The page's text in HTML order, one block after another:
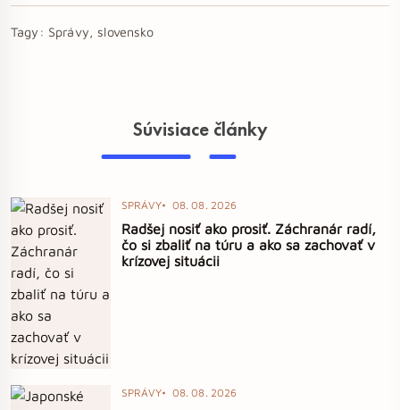
Tagy: Správy, slovensko
Súvisiace články
SPRÁVY 08. 08. 2026
Radšej nosiť ako prosiť. Záchranár radí,
čo si zbaliť na túru a ako sa zachovať v
krízovej situácii
SPRÁVY 08. 08. 2026